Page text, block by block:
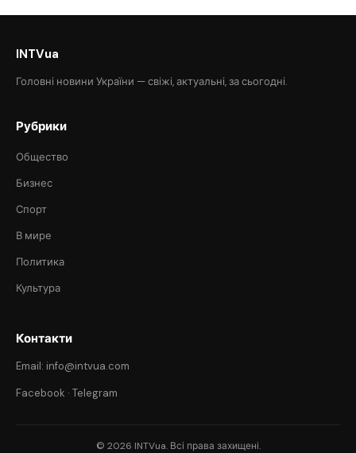
INTVua
Головні новини України — свіжі, актуальні, за сьогодні.
Рубрики
Общество
Бизнес
Спорт
В мире
Политика
Культура
Контакти
Email: info@intvua.com
Facebook · Telegram
© 2026 INTVua. Всі права захищені.